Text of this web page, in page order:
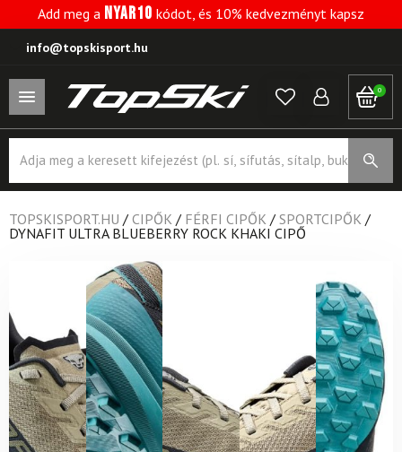
Add meg a NYAR10 kódot, és 10% kedvezményt kapsz
info@topskisport.hu
0
search
TOPSKISPORT.HU / CIPŐK / FÉRFI CIPŐK / SPORTCIPŐK /
DYNAFIT ULTRA BLUEBERRY ROCK KHAKI CIPŐ